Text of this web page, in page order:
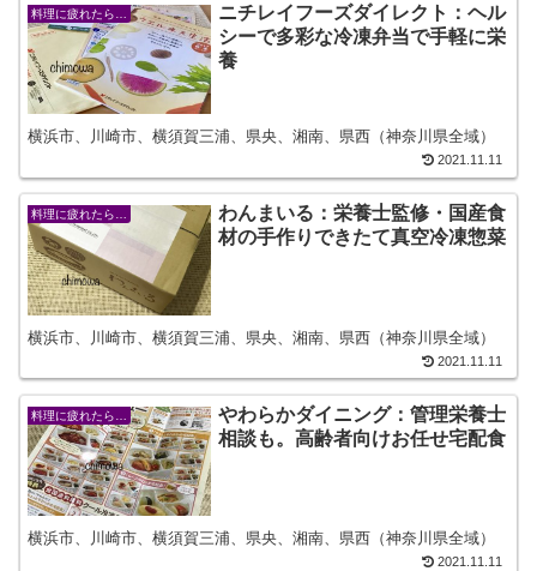
料理に疲れたら…
ニチレイフーズダイレクト：ヘル
シーで多彩な冷凍弁当で手軽に栄
養
横浜市、川崎市、横須賀三浦、県央、湘南、県西（神奈川県全域）
2021.11.11
料理に疲れたら…
わんまいる：栄養士監修・国産食
材の手作りできたて真空冷凍惣菜
横浜市、川崎市、横須賀三浦、県央、湘南、県西（神奈川県全域）
2021.11.11
料理に疲れたら…
やわらかダイニング：管理栄養士
相談も。高齢者向けお任せ宅配食
横浜市、川崎市、横須賀三浦、県央、湘南、県西（神奈川県全域）
2021.11.11